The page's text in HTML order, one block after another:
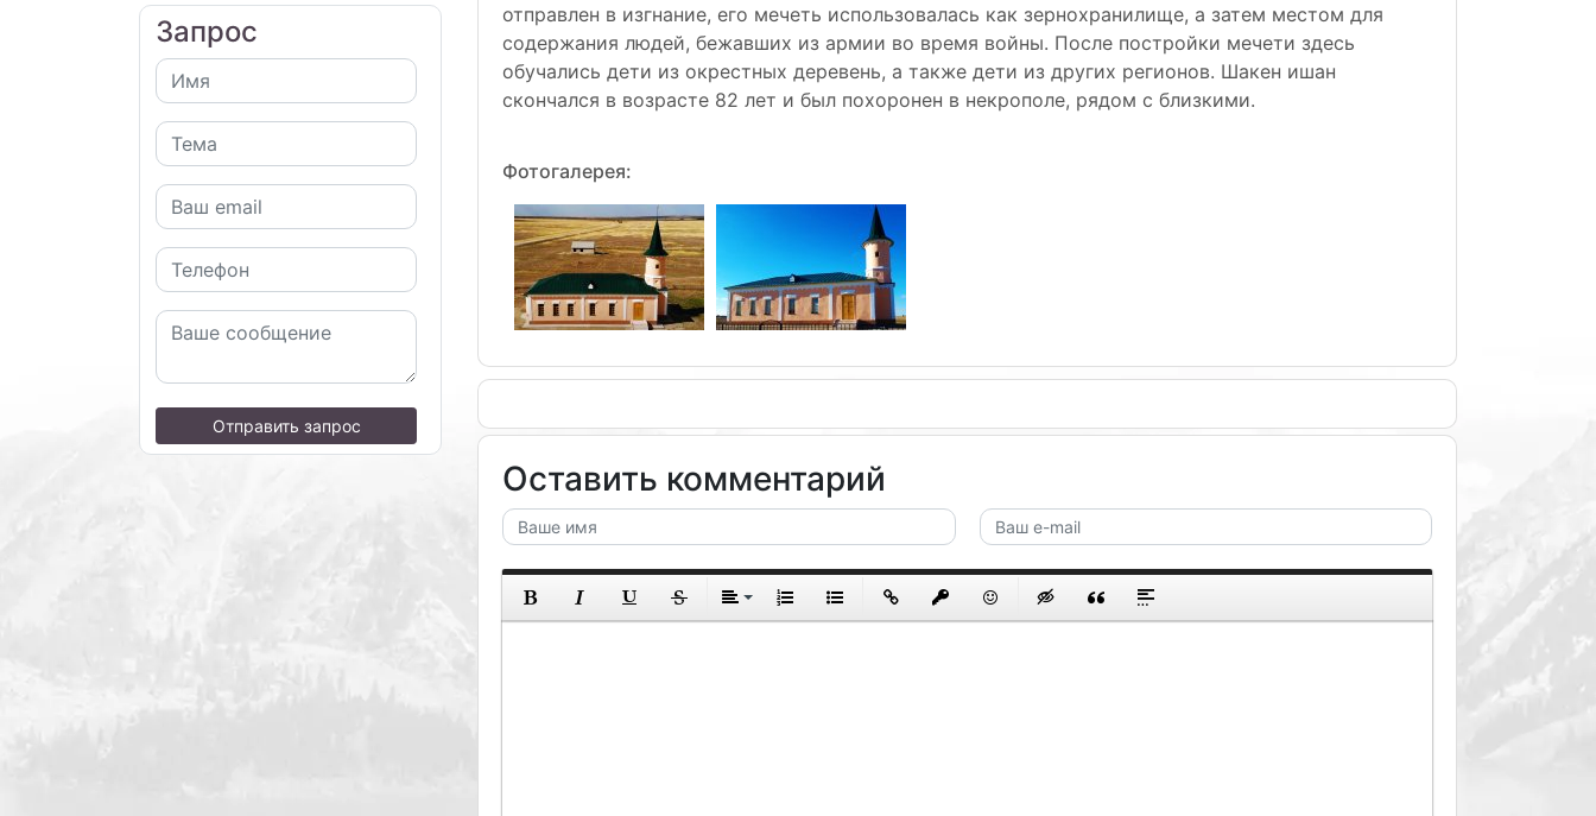
Запрос
Отправить запрос
отправлен в изгнание, его мечеть использовалась как зернохранилище, а затем местом для
содержания людей, бежавших из армии во время войны. После постройки мечети здесь
обучались дети из окрестных деревень, а также дети из других регионов. Шакен ишан
скончался в возрасте 82 лет и был похоронен в некрополе, рядом с близкими.
Фотогалерея:
Оставить комментарий